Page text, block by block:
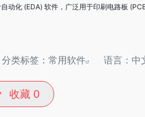
动化 (EDA) 软件，广泛用于印刷电路板
分类标签： 常用软件 语言：中
收藏 0